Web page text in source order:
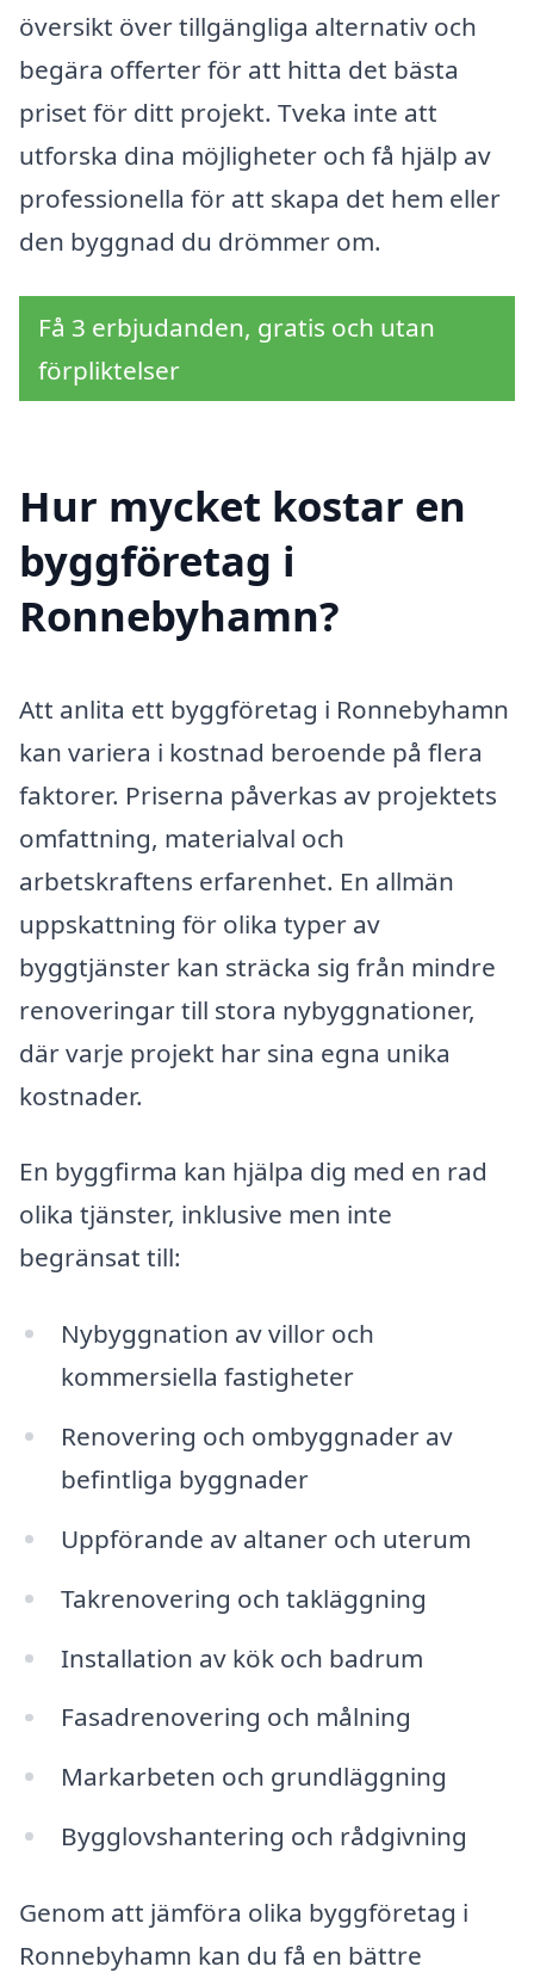
översikt över tillgängliga alternativ och
begära offerter för att hitta det bästa
priset för ditt projekt. Tveka inte att
utforska dina möjligheter och få hjälp av
professionella för att skapa det hem eller
den byggnad du drömmer om.
Få 3 erbjudanden, gratis och utan
förpliktelser
Hur mycket kostar en
byggföretag i
Ronnebyhamn?
Att anlita ett byggföretag i Ronnebyhamn
kan variera i kostnad beroende på flera
faktorer. Priserna påverkas av projektets
omfattning, materialval och
arbetskraftens erfarenhet. En allmän
uppskattning för olika typer av
byggtjänster kan sträcka sig från mindre
renoveringar till stora nybyggnationer,
där varje projekt har sina egna unika
kostnader.
En byggfirma kan hjälpa dig med en rad
olika tjänster, inklusive men inte
begränsat till:
Nybyggnation av villor och
kommersiella fastigheter
Renovering och ombyggnader av
befintliga byggnader
Uppförande av altaner och uterum
Takrenovering och takläggning
Installation av kök och badrum
Fasadrenovering och målning
Markarbeten och grundläggning
Bygglovshantering och rådgivning
Genom att jämföra olika byggföretag i
Ronnebyhamn kan du få en bättre